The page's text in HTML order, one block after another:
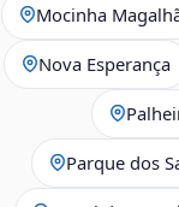
Mocinha
Nova Esperança
Parque dos